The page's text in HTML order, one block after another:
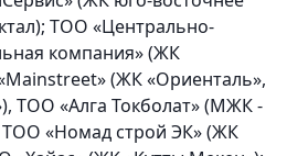
ТОО «Центрально-
компания» (ЖК
(ЖК «Ориенталь»,
ТОО «Алга Токболат» (МЖК -
«Номад строй ЭК» (ЖК